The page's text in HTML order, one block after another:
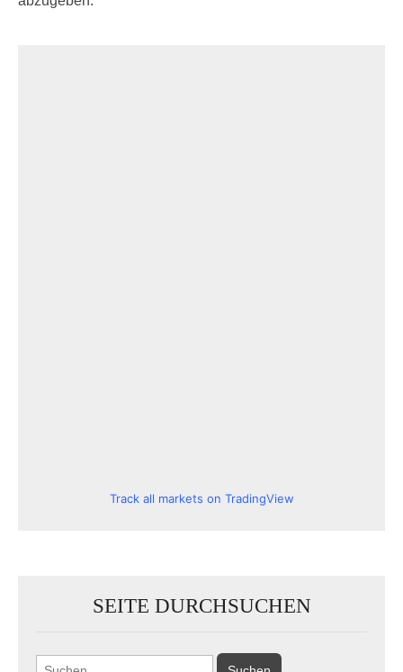
Track all markets on TradingView
SEITE DURCHSUCHEN
Suchen